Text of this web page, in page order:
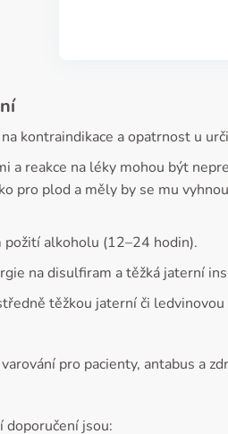
kontraindikace a opatrnost u
a reakce na léky mohou být
pro plod a měly by se mu
alkoholu (12–24 hodin).
na disulfiram a těžká jaterní
těžkou jaterní či
pro pacienty, antabus a
doporučení jsou: